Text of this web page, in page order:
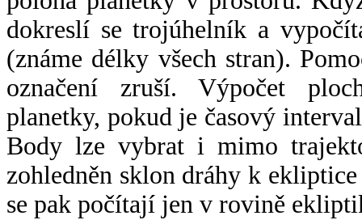
dokreslí se trojúhelník a
(známe délky všech stran).
označení zruší. Výpočet
planetky, pokud je časový
Body lze vybrat i mimo
zohledněn sklon dráhy k
se pak počítají jen v rovině